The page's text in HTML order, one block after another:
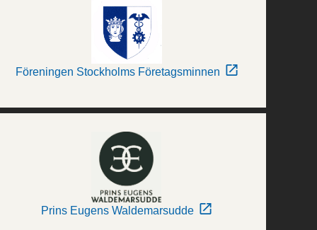
Föreningen Stockholms Företagsminnen
Prins Eugens Waldemarsudde